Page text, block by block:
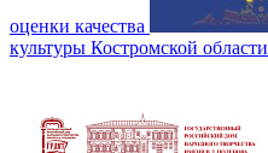
оценки качества
культуры Костромской области